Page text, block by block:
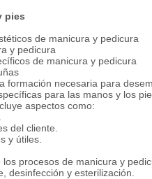
pies
de manicura y pedicura
y pedicura
de manicura y pedicura
formación necesaria para
para las manos y los
aspectos como:
del cliente.
y útiles.
procesos de manicura y
desinfección y esterilización.